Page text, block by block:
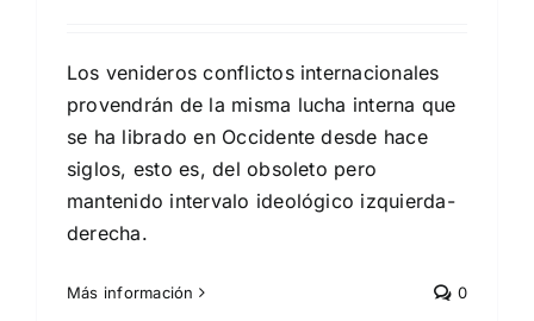
Los venideros conflictos internacionales
provendrán de la misma lucha interna que
se ha librado en Occidente desde hace
siglos, esto es, del obsoleto pero
mantenido intervalo ideológico izquierda-
derecha.
Más información 0